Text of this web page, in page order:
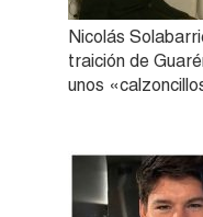
Nicolás
traición de
unos